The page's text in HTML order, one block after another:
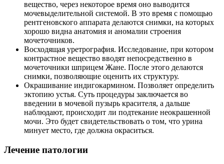
вещество, через некоторое время оно выводится
мочевыделительной системой. В это время с помощью
рентгеновского аппарата делаются снимки, на которых
хорошо видна анатомия и аномалии строения
мочеточников.
Восходящая уретрография. Исследование, при котором
контрастное вещество вводят непосредственно в
мочеточники шприцем Жане. После этого делаются
снимки, позволяющие оценить их структуру.
Окрашивание индигокармином. Позволяет определить
эктопию устья. Суть процедуры заключается во
введении в мочевой пузырь красителя, а дальше
наблюдают, происходит ли подтекание неокрашенной
мочи. Это будет свидетельствовать о том, что урина
минует место, где должна окраситься.
Лечение патологии